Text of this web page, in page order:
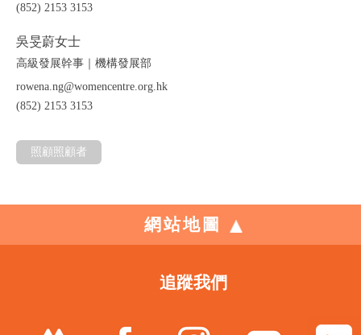
(852) 2153 3153
吳旻蔚女士
高級發展幹事｜機構發展部
rowena.ng@womencentre.org.hk
(852) 2153 3153
照顧照顧者
網站地圖
追蹤我們